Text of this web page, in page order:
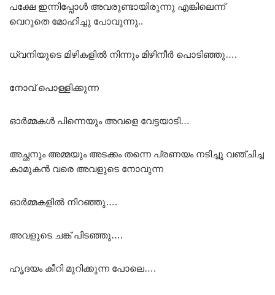
പക്ഷേ ഇന്നിപ്പോൾ അവരുണ്ടായിരുന്നു എങ്കിലെന്ന്
വെറുതെ മോഹിച്ചു പോവുന്നു..
ധ്വനിയുടെ മിഴികളിൽ നിന്നും മിഴിനീർ പൊടിഞ്ഞു….
നോവ് പൊള്ളിക്കുന്ന
ഓർമ്മകൾ പിന്നെയും അവളെ വേട്ടയാടി…
അച്ഛനും അമ്മയും അടക്കം തന്നെ പ്രണയം നടിച്ചു വഞ്ചിച്ച
കാമുകൻ വരെ അവളുടെ നോവുന്ന
ഓർമ്മകളിൽ നിറഞ്ഞു….
അവളുടെ ചങ്ക് പിടഞ്ഞു….
ഹൃദയം കീറി മുറിക്കുന്ന പോലെ….